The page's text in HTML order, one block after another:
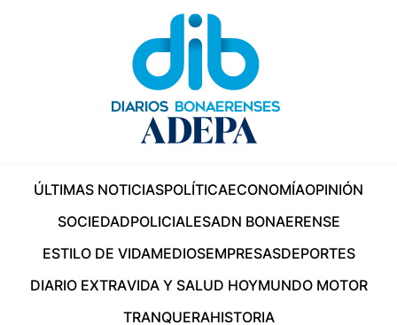
ÚLTIMAS NOTICIASPOLÍTICAECONOMÍAOPINIÓN
SOCIEDADPOLICIALESADN BONAERENSE
ESTILO DE VIDAMEDIOSEMPRESASDEPORTES
DIARIO EXTRAVIDA Y SALUD HOYMUNDO MOTOR
TRANQUERAHISTORIA